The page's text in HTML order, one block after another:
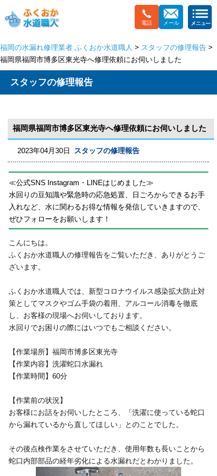
電話 メール
福岡の水漏れ修理業者 ふくおか水道職人 > スタッフの修理報告 >
福岡県福岡市博多区東光寺へ修理依頼にお伺いしました
スタッフの修理報告
福岡県福岡市博多区東光寺へ修理依頼にお伺いしました
2023年04月30日 スタッフの修理報告
≪公式SNS Instagram・LINEはじめました≫
水回りの豆知識や緊急時の応急処置、日ごろからできるお手
入れなど、水に関わるお得な情報を発信していきますので、
ぜひフォローをお願いします！
こんにちは。
ふくおか水道職人の修理報告をご覧いただき、ありがとうご
ざいます。
ふくおか水道職人では、新型コロナウイルス感染拡大防止対
策としてマスクやゴム手袋の着用、アルコール消毒を徹底
し、お客様の現場へお伺いしております。
水回りでお困りの際にはいつでもご相談ください。
【作業場所】福岡市博多区東光寺
【作業内容】洗濯蛇口水漏れ
【作業時間】60分
【作業前の状況】
お客様にお話をお伺いしたところ、「洗濯に使っている蛇口
から漏れているから直してほしい」とのことでした。
その後点検作業をさせていただき、使用年数も長いことから
蛇口内部部品の経年劣化による水漏れだとわかりました。